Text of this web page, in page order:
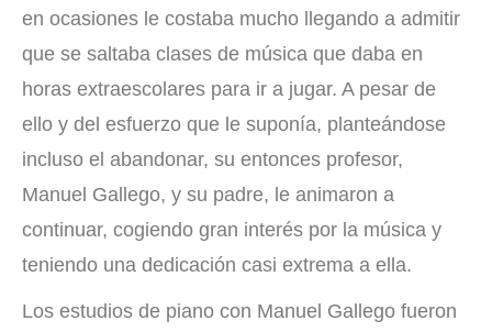
en ocasiones le costaba mucho llegando a admitir
que se saltaba clases de música que daba en
horas extraescolares para ir a jugar. A pesar de
ello y del esfuerzo que le suponía, planteándose
incluso el abandonar, su entonces profesor,
Manuel Gallego, y su padre, le animaron a
continuar, cogiendo gran interés por la música y
teniendo una dedicación casi extrema a ella.
Los estudios de piano con Manuel Gallego fueron